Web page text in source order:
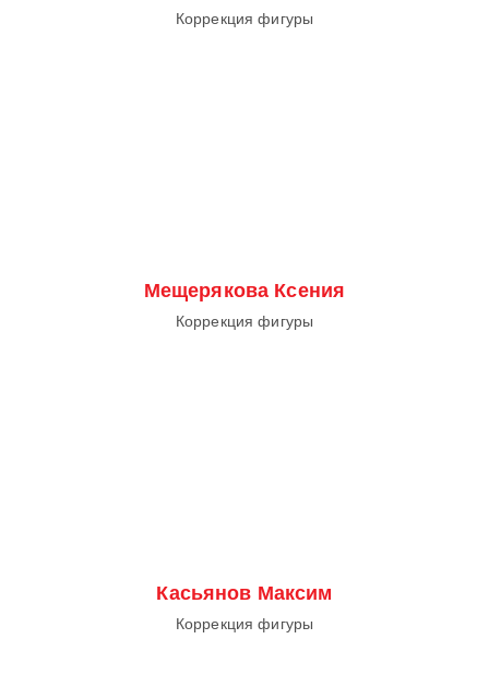
Коррекция фигуры
Мещерякова Ксения
Коррекция фигуры
Касьянов Максим
Коррекция фигуры